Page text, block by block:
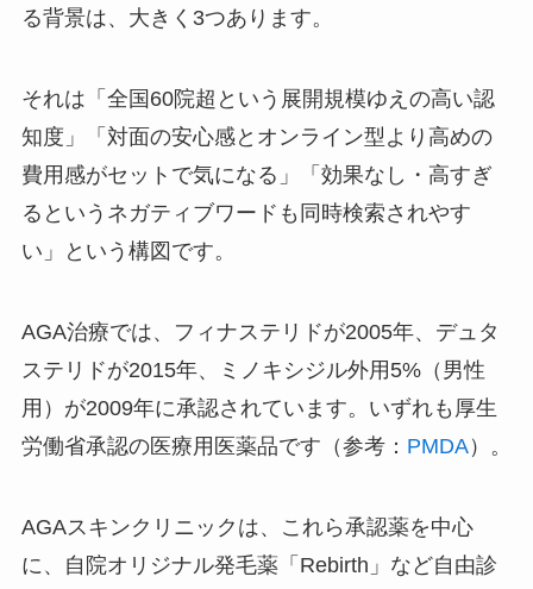
る背景は、大きく3つあります。
それは「全国60院超という展開規模ゆえの高い認
知度」「対面の安心感とオンライン型より高めの
費用感がセットで気になる」「効果なし・高すぎ
るというネガティブワードも同時検索されやす
い」という構図です。
AGA治療では、フィナステリドが2005年、デュタ
ステリドが2015年、ミノキシジル外用5%（男性
用）が2009年に承認されています。いずれも厚生
労働省承認の医療用医薬品です（参考： PMDA）。
AGAスキンクリニックは、これら承認薬を中心
に、自院オリジナル発毛薬「Rebirth」など自由診